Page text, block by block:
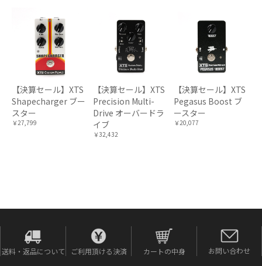
【決算セール】XTS
Shapecharger ブー
スター
￥27,799
【決算セール】XTS
Precision Multi-
Drive オーバードラ
イブ
￥32,432
【決算セール】XTS
Pegasus Boost ブ
ースター
￥20,077
送料・返品について ご利用頂ける決済 カートの中身 お問い合わせ